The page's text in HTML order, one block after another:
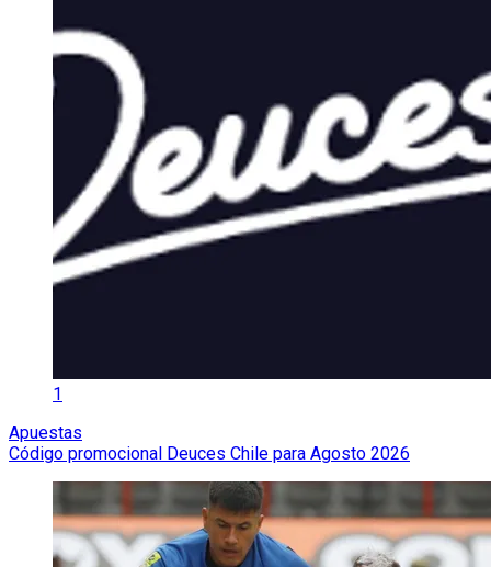
1
Apuestas
Código promocional Deuces Chile para Agosto 2026